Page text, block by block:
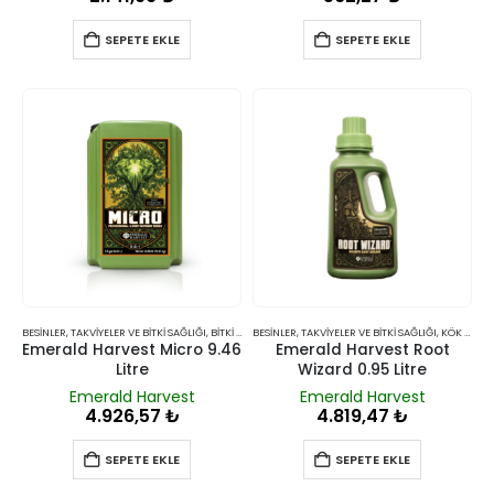
SEPETE EKLE SEPETE EKLE
BESINLER, TAKVIYELER VE BITKI SAĞLIĞI, BITKI BESINLERI VE TAKVIYELERI
Emerald Harvest Micro 9.46
Litre
Emerald Harvest
4.926,57 ₺
SEPETE EKLE
BESINLER, TAKVIYELER VE BITKI SAĞLIĞI, KÖK GÜÇLENDIRICILER, BAKTERILER VE MANTARLAR
Emerald Harvest Root
Wizard 0.95 Litre
Emerald Harvest
4.819,47 ₺
SEPETE EKLE